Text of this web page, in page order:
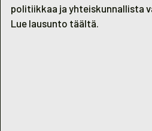
politiikkaa ja yhteiskunnallista
Lue lausunto täältä.